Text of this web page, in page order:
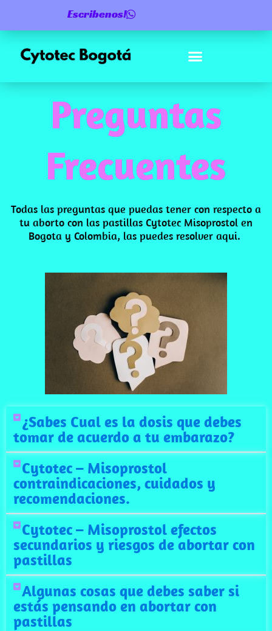
contenido
Escribenos!
Preguntas
Frecuentes
Todas las preguntas que puedas tener con respecto a
tu aborto con las pastillas Cytotec Misoprostol en
Bogota y Colombia, las puedes resolver aqui.
¿Sabes Cual es la dosis que debes
tomar de acuerdo a tu embarazo?
Cytotec – Misoprostol
contraindicaciones, cuidados y
recomendaciones.
Cytotec – Misoprostol efectos
secundarios y riesgos de abortar con
pastillas
Algunas cosas que debes saber si
estás pensando en abortar con
pastillas